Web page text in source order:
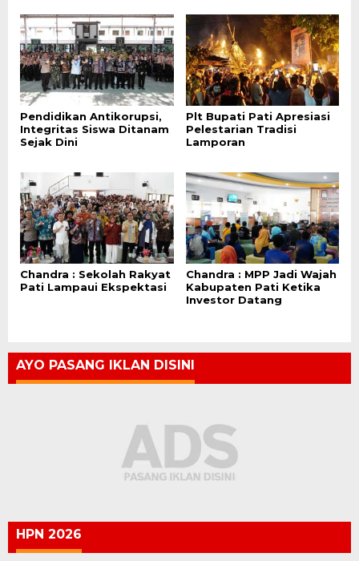
Pendidikan Antikorupsi,
Integritas Siswa Ditanam
Sejak Dini
Plt Bupati Pati Apresiasi
Pelestarian Tradisi
Lamporan
Chandra : Sekolah Rakyat
Pati Lampaui Ekspektasi
Chandra : MPP Jadi Wajah
Kabupaten Pati Ketika
Investor Datang
AYO PASANG IKLAN DISINI
HPN 2026